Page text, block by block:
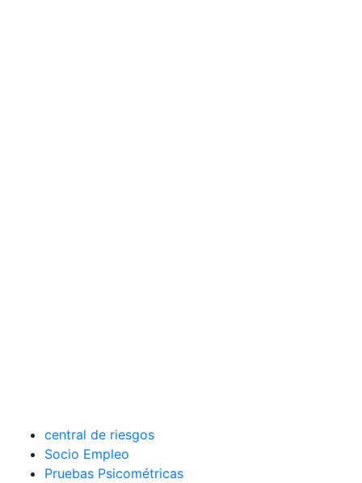
central de riesgos
Socio Empleo
Pruebas Psicométricas